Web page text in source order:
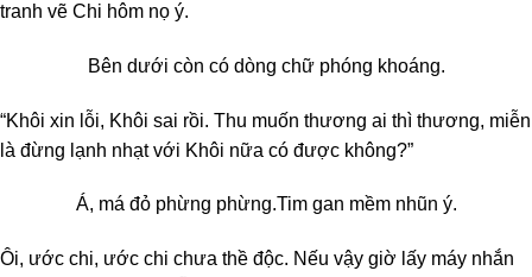
tranh vẽ Chi hôm nọ ý.
Bên dưới còn có dòng chữ phóng khoáng.
“Khôi xin lỗi, Khôi sai rồi. Thu muốn thương ai thì thương, miễn
là đừng lạnh nhạt với Khôi nữa có được không?”
Á, má đỏ phừng phừng.Tim gan mềm nhũn ý.
Ôi, ước chi, ước chi chưa thề độc. Nếu vậy giờ lấy máy nhắn